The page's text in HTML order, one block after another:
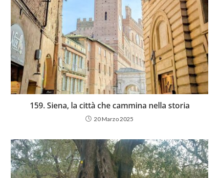
159. Siena, la città che cammina nella storia
20 Marzo 2025